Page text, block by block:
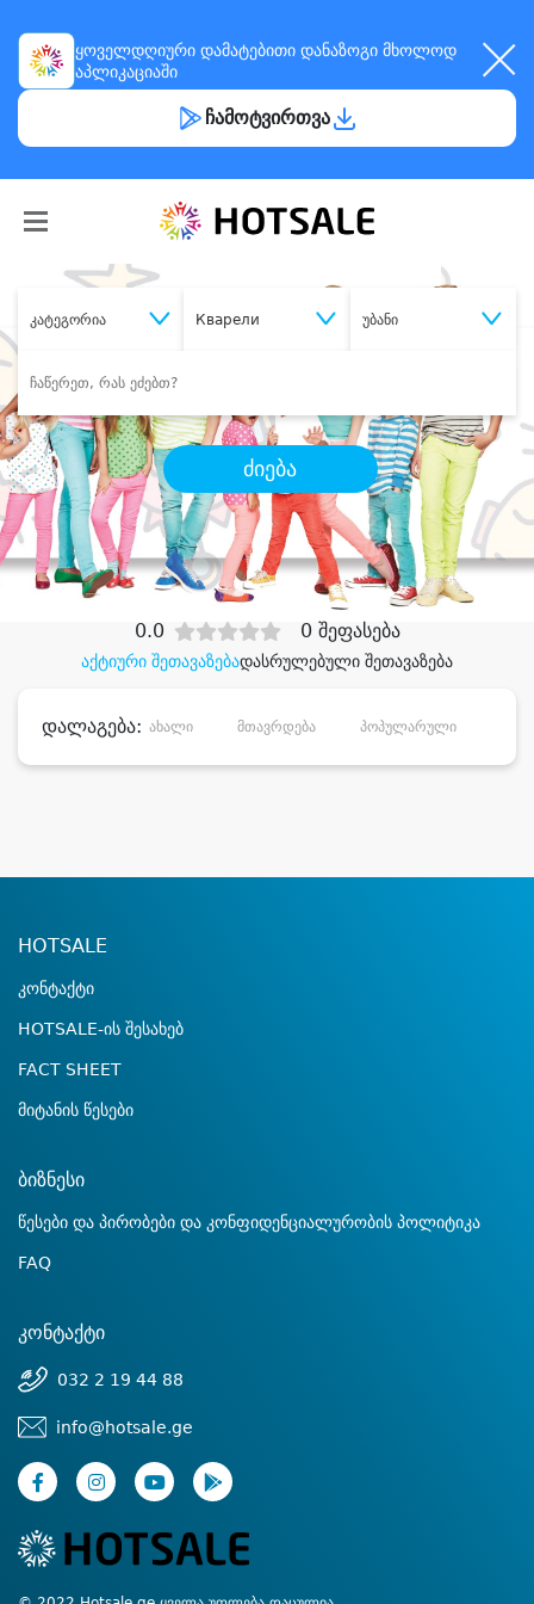
ყოველდღიური დამატებითი დანაზოგი მხოლოდ
აპლიკაციაში
ჩამოტვირთვა
კატეგორია Кварели უბანი
ძიება
შეიძინესასურველი მომსახურება
დიდი დანაზოგით
აქტიური შეთავაზებადასრულებული შეთავაზება
0.0 0 შეფასება
დალაგება: ახალი მთავრდება პოპულარული
HOTSALE
კონტაქტი
HOTSALE-ის შესახებ
FACT SHEET
მიტანის წესები
ბიზნესი
წესები და პირობები და კონფიდენციალურობის პოლიტიკა
FAQ
კონტაქტი
032 2 19 44 88
info@hotsale.ge